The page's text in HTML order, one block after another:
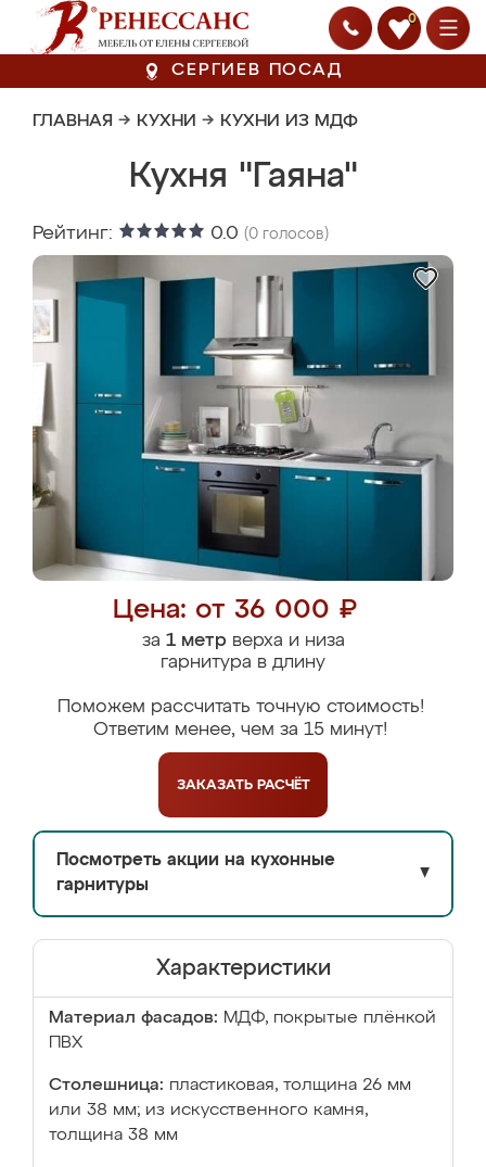
0
СЕРГИЕВ ПОСАД
ГЛАВНАЯ → КУХНИ → КУХНИ ИЗ МДФ
Кухня "Гаяна"
Рейтинг: 0.0 (0 голосов)
Цена: от 36 000 ₽
за 1 метрверха и низа
гарнитура в длину
Поможем рассчитать точную стоимость!
Ответим менее, чем за 15 минут!
ЗАКАЗАТЬ РАСЧЁТ
Посмотреть акции на кухонные
гарнитуры
▼
Характеристики
Материал фасадов: МДФ, покрытые плёнкой
ПВХ
Столешница: пластиковая, толщина 26 мм
или 38 мм; из искусственного камня,
толщина 38 мм